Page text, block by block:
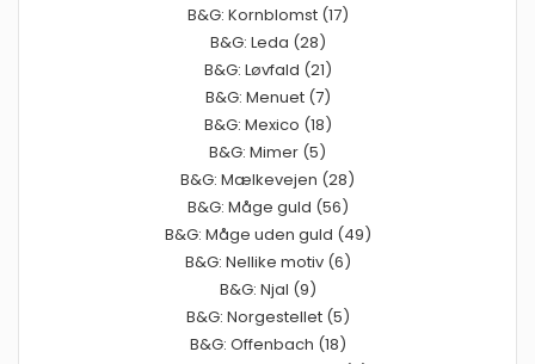
B&G: Kornblomst (17)
B&G: Leda (28)
B&G: Løvfald (21)
B&G: Menuet (7)
B&G: Mexico (18)
B&G: Mimer (5)
B&G: Mælkevejen (28)
B&G: Måge guld (56)
B&G: Måge uden guld (49)
B&G: Nellike motiv (6)
B&G: Njal (9)
B&G: Norgestellet (5)
B&G: Offenbach (18)